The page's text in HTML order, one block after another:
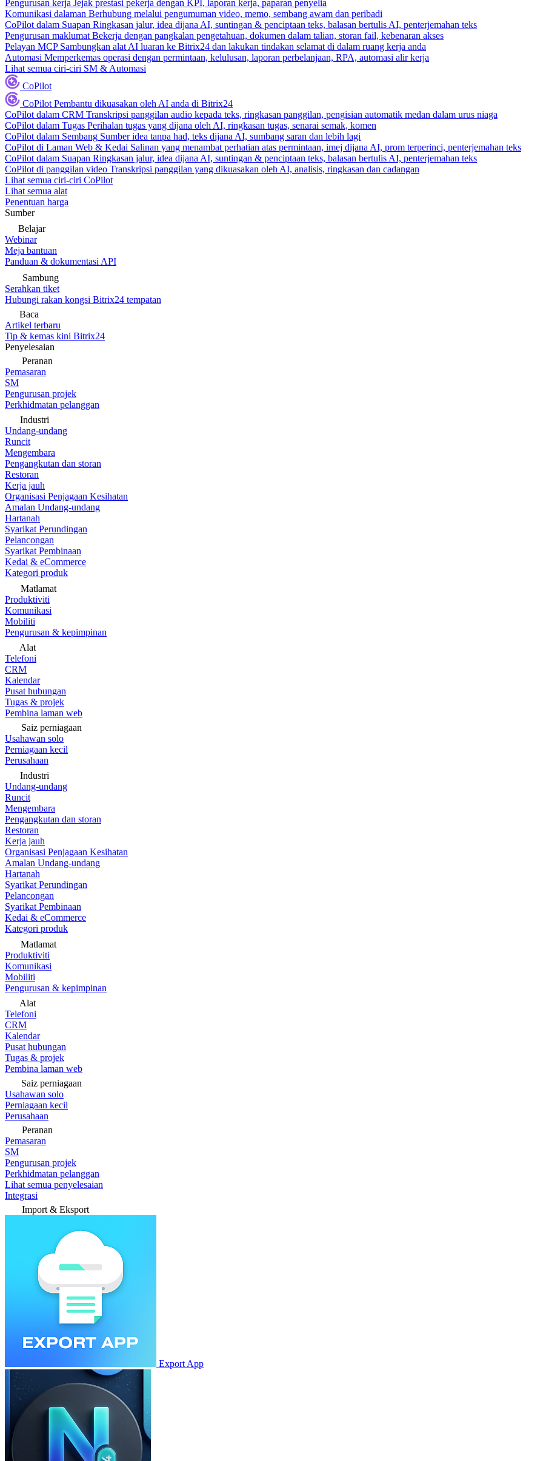
Pengurusan kerja Jejak prestasi pekerja dengan KPI, laporan kerja, paparan penyelia
Komunikasi dalaman Berhubung melalui pengumuman video, memo, sembang awam dan peribadi
CoPilot dalam Suapan Ringkasan jalur, idea dijana AI, suntingan & penciptaan teks, balasan bertulis AI, penterjemahan teks
Pengurusan maklumat Bekerja dengan pangkalan pengetahuan, dokumen dalam talian, storan fail, kebenaran akses
Pelayan MCP Sambungkan alat AI luaran ke Bitrix24 dan lakukan tindakan selamat di dalam ruang kerja anda
Automasi Memperkemas operasi dengan permintaan, kelulusan, laporan perbelanjaan, RPA, automasi alir kerja
Lihat semua ciri-ciri SM & Automasi
CoPilot
CoPilot Pembantu dikuasakan oleh AI anda di Bitrix24
CoPilot dalam CRM Transkripsi panggilan audio kepada teks, ringkasan panggilan, pengisian automatik medan dalam urus niaga
CoPilot dalam Tugas Perihalan tugas yang dijana oleh AI, ringkasan tugas, senarai semak, komen
CoPilot dalam Sembang Sumber idea tanpa had, teks dijana AI, sumbang saran dan lebih lagi
CoPilot di Laman Web & Kedai Salinan yang menambat perhatian atas permintaan, imej dijana AI, prom terperinci, penterjemahan teks
CoPilot dalam Suapan Ringkasan jalur, idea dijana AI, suntingan & penciptaan teks, balasan bertulis AI, penterjemahan teks
CoPilot di panggilan video Transkripsi panggilan yang dikuasakan oleh AI, analisis, ringkasan dan cadangan
Lihat semua ciri-ciri CoPilot
Lihat semua alat
Penentuan harga
Sumber
Belajar
Webinar
Meja bantuan
Panduan & dokumentasi API
Sambung
Serahkan tiket
Hubungi rakan kongsi Bitrix24 tempatan
Baca
Artikel terbaru
Tip & kemas kini Bitrix24
Penyelesaian
Peranan
Pemasaran
SM
Pengurusan projek
Perkhidmatan pelanggan
Industri
Undang-undang
Runcit
Mengembara
Pengangkutan dan storan
Restoran
Kerja jauh
Organisasi Penjagaan Kesihatan
Amalan Undang-undang
Hartanah
Syarikat Perundingan
Pelancongan
Syarikat Pembinaan
Kedai & eCommerce
Kategori produk
Matlamat
Produktiviti
Komunikasi
Mobiliti
Pengurusan & kepimpinan
Alat
Telefoni
CRM
Kalendar
Pusat hubungan
Tugas & projek
Pembina laman web
Saiz perniagaan
Usahawan solo
Perniagaan kecil
Perusahaan
Industri
Undang-undang
Runcit
Mengembara
Pengangkutan dan storan
Restoran
Kerja jauh
Organisasi Penjagaan Kesihatan
Amalan Undang-undang
Hartanah
Syarikat Perundingan
Pelancongan
Syarikat Pembinaan
Kedai & eCommerce
Kategori produk
Matlamat
Produktiviti
Komunikasi
Mobiliti
Pengurusan & kepimpinan
Alat
Telefoni
CRM
Kalendar
Pusat hubungan
Tugas & projek
Pembina laman web
Saiz perniagaan
Usahawan solo
Perniagaan kecil
Perusahaan
Peranan
Pemasaran
SM
Pengurusan projek
Perkhidmatan pelanggan
Lihat semua penyelesaian
Integrasi
Import & Eksport
Export App